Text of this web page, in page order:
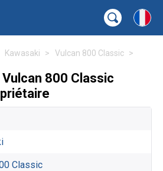
Kawasaki
Vulcan 800 Classic
800 Classic
Classic